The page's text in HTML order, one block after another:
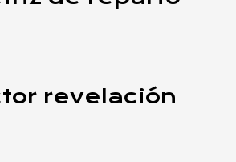
revelación